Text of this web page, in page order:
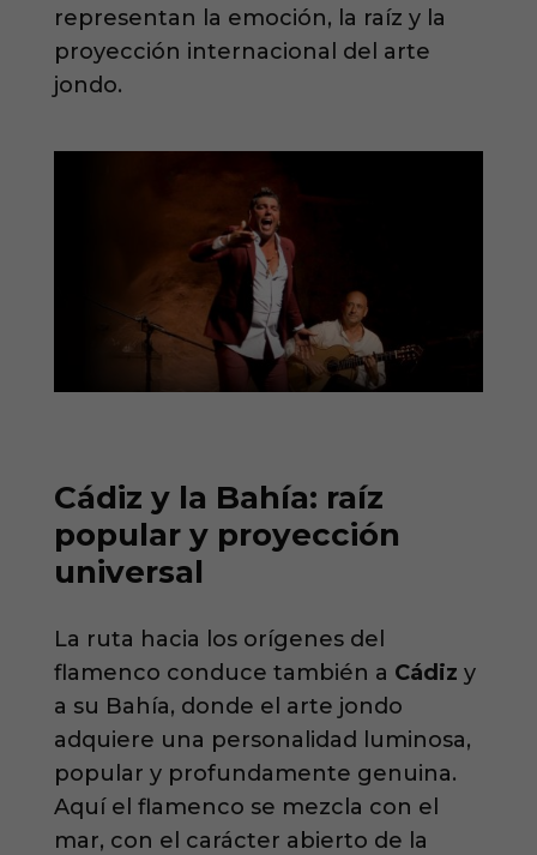
representan la emoción, la raíz y la
proyección internacional del arte
jondo.
Cádiz y la Bahía: raíz
popular y proyección
universal
La ruta hacia los orígenes del
flamenco conduce también a Cádiz y
a su Bahía, donde el arte jondo
adquiere una personalidad luminosa,
popular y profundamente genuina.
Aquí el flamenco se mezcla con el
mar, con el carácter abierto de la